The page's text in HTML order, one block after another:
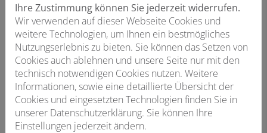
Ihre Zustimmung können Sie jederzeit widerrufen.
Wir verwenden auf dieser Webseite Cookies und
weitere Technologien, um Ihnen ein bestmögliches
Nutzungserlebnis zu bieten. Sie können das Setzen von
Cookies auch ablehnen und unsere Seite nur mit den
technisch notwendigen Cookies nutzen. Weitere
Informationen, sowie eine detaillierte Übersicht der
Cookies und eingesetzten Technologien finden Sie in
unserer Datenschutzerklärung. Sie können Ihre
Einstellungen jederzeit ändern.